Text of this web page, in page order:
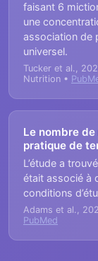
faisant 6
une
association de
universel.
Tucker et al.,
Nutrition •
Le nombre
pratique de
L’étude a
était associé à
conditions
Adams et al.,
PubMed